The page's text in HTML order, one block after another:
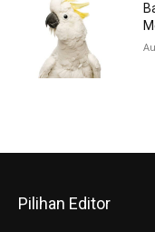
Pilihan Editor